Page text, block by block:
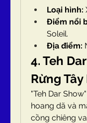
Loại hình:
Điểm nổi
Soleil.
Địa điểm:
4. Teh
Rừng
"Teh Dar
hoang dã và
cồng chiêng